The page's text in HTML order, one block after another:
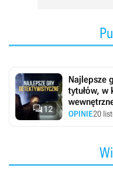
12
Najlepsze
tytułów,
OPINIE20